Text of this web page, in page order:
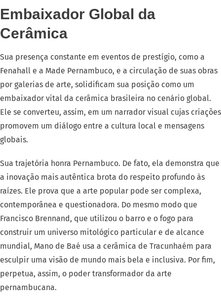
Embaixador Global da
Cerâmica
Sua presença constante em eventos de prestígio, como a
Fenahall e a Made Pernambuco, e a circulação de suas obras
por galerias de arte, solidificam sua posição como um
embaixador vital da cerâmica brasileira no cenário global.
Ele se converteu, assim, em um narrador visual cujas criações
promovem um diálogo entre a cultura local e mensagens
globais.
Sua trajetória honra Pernambuco. De fato, ela demonstra que
a inovação mais autêntica brota do respeito profundo às
raízes. Ele prova que a arte popular pode ser complexa,
contemporânea e questionadora. Do mesmo modo que
Francisco Brennand, que utilizou o barro e o fogo para
construir um universo mitológico particular e de alcance
mundial, Mano de Baé usa a cerâmica de Tracunhaém para
esculpir uma visão de mundo mais bela e inclusiva. Por fim,
perpetua, assim, o poder transformador da arte
pernambucana.